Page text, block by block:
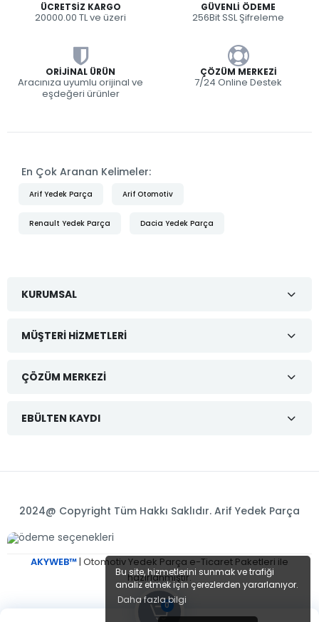
Bu site, hizmetlerini sunmak ve trafiği
analiz etmek için çerezlerden yararlanıyor.
Daha fazla bilgi
ÜCRETSIZ KARGO
20000.00 TL ve üzeri
GÜVENLI ÖDEME
256Bit SSL Şifreleme
ORIJINAL ÜRÜN
Aracınıza uyumlu orijinal ve
eşdeğeri ürünler
ÇÖZÜM MERKEZI
7/24 Online Destek
En Çok Aranan Kelimeler:
Arif Yedek Parça Arif Otomotiv
Renault Yedek Parça Dacia Yedek Parça
KURUMSAL
MÜŞTERI HIZMETLERI
ÇÖZÜM MERKEZI
EBÜLTEN KAYDI
2024@ Copyright Tüm Hakkı Saklıdır. Arif Yedek Parça
AKYWEB™ | Otomotiv Yedek Parça e-Ticaret Paketleri ile
hazırlanmıştır.
0